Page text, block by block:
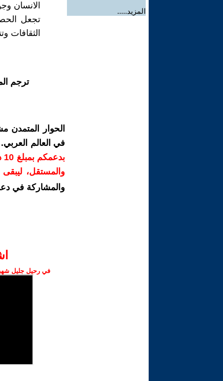
المزيد.....
الانسان
تجعل
الثقافات
ترجم
الحوار المتمدن
في العالم
والمستقل،
والمشاركة في
في رحيل جليل